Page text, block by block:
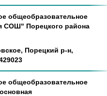
общеобразовательное
СОШ" Порецкого района
Порецкий р-н,
общеобразовательное